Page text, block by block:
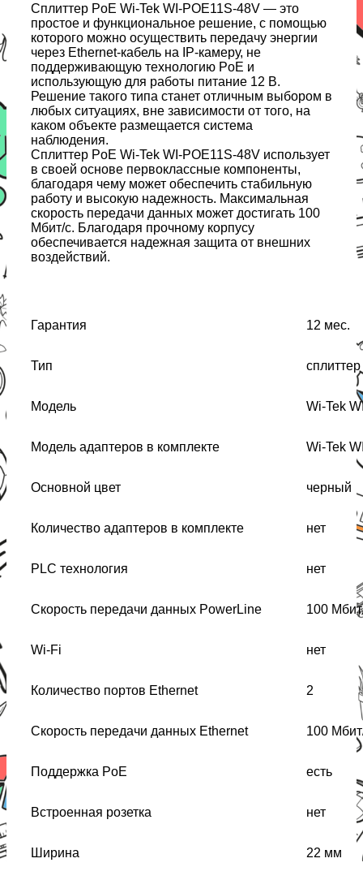
Сплиттер PoE Wi-Tek WI-POE11S-48V — это
простое и функциональное решение, с помощью
которого можно осуществить передачу энергии
через Ethernet-кабель на IP-камеру, не
поддерживающую технологию PoE и
использующую для работы питание 12 В.
Решение такого типа станет отличным выбором в
любых ситуациях, вне зависимости от того, на
каком объекте размещается система
наблюдения.
Сплиттер PoE Wi-Tek WI-POE11S-48V использует
в своей основе первоклассные компоненты,
благодаря чему может обеспечить стабильную
работу и высокую надежность. Максимальная
скорость передачи данных может достигать 100
Мбит/с. Благодаря прочному корпусу
обеспечивается надежная защита от внешних
воздействий.
Гарантия 12 мес.
Тип
Модель Wi-Tek
Модель адаптеров в комплекте Wi-Tek
Основной цвет черный
Количество адаптеров в комплекте нет
PLC технология нет
Скорость передачи данных PowerLine 100
Wi-Fi нет
Количество портов Ethernet 2
Скорость передачи данных Ethernet 100
Поддержка PoE есть
Встроенная розетка нет
Ширина 22 мм